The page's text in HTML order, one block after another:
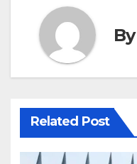
By
Related Post